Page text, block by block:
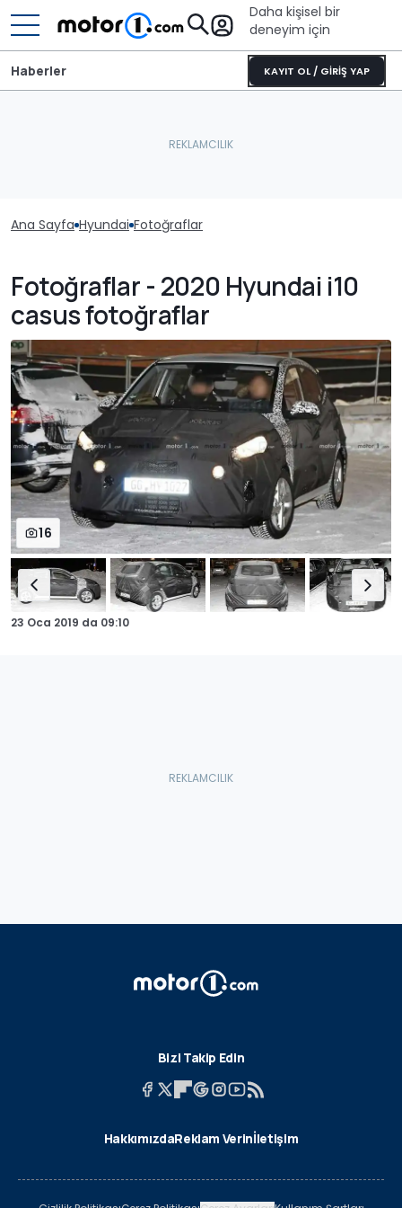
Daha kişisel bir
deneyim için
KAYIT OL / GİRİŞ YAP
Haberler
Ana Sayfa Hyundai Fotoğraflar
Fotoğraflar - 2020 Hyundai i10
casus fotoğraflar
16
23 Oca 2019 da 09:10
Bizi Takip Edin
HakkımızdaReklam Verinİletişim